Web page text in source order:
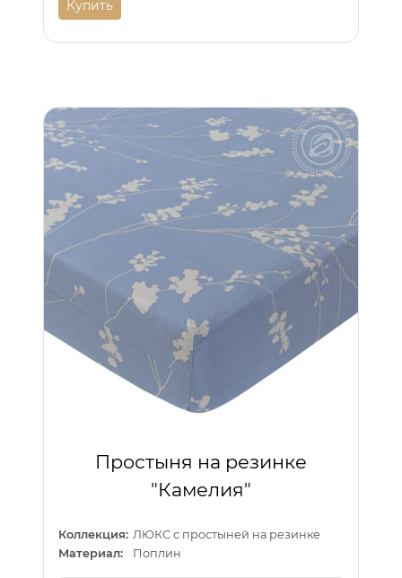
Купить
Простыня на резинке
"Камелия"
Коллекция: ЛЮКС с простыней на резинке
Материал:
Поплин